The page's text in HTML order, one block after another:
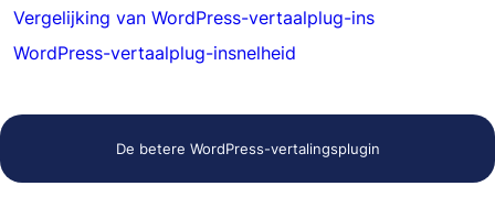
Vergelijking van WordPress-vertaalplug-ins
WordPress-vertaalplug-insnelheid
De betere WordPress-vertalingsplugin